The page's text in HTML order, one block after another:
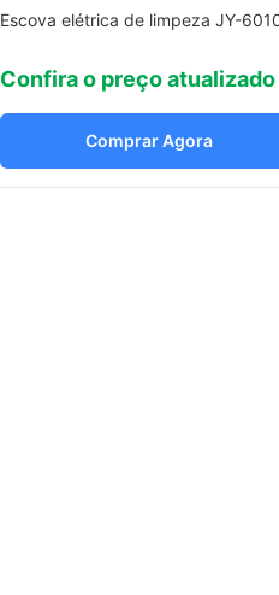
Escova elétrica de limpeza JY-
Confira o preço atualizado
Comprar Agora